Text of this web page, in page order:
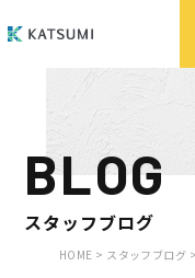
モデルハウス
来場予約
BLOG
スタッフブログ
HOME > スタッフブログ >